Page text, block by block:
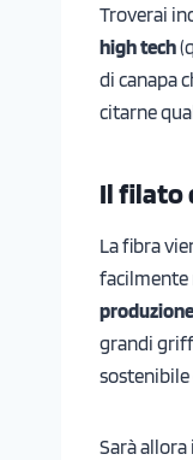
Troverai
high tech
di canapa
citarne
Il filato
La fibra
facilmente
grandi
Sarà